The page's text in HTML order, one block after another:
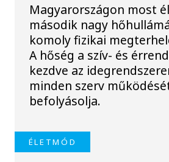
Magyarországon most
második nagy
komoly fizikai
A hőség a szív- és
kezdve az
minden szerv
befolyásolja.
ÉLETMÓD